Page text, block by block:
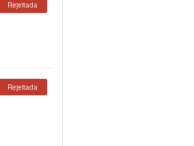
Rejeitada
Rejeitada